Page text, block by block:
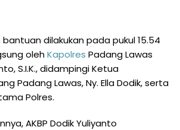
dilakukan pada pukul 15.54
olehKapolres Padang Lawas
S.I.K., didampingi Ketua
Padang Lawas, Ny. Ella Dodik, serta
Polres.
AKBP Dodik Yuliyanto